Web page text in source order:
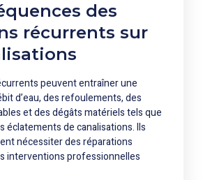
des
récurrents sur
peuvent entraîner une
d’eau, des refoulements, des
et des dégâts matériels tels que
éclatements de canalisations. Ils
nécessiter des réparations
interventions professionnelles